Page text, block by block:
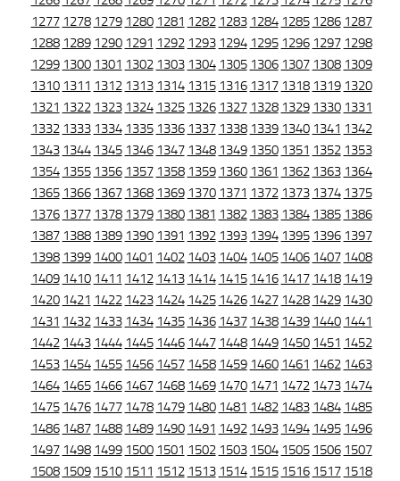
1277 1278 1279 1280 1281 1282 1283 1284 1285 1286 1287
1288 1289 1290 1291 1292 1293 1294 1295 1296 1297 1298
1299 1300 1301 1302 1303 1304 1305 1306 1307 1308 1309
1310 1311 1312 1313 1314 1315 1316 1317 1318 1319 1320
1321 1322 1323 1324 1325 1326 1327 1328 1329 1330 1331
1332 1333 1334 1335 1336 1337 1338 1339 1340 1341 1342
1343 1344 1345 1346 1347 1348 1349 1350 1351 1352 1353
1354 1355 1356 1357 1358 1359 1360 1361 1362 1363 1364
1365 1366 1367 1368 1369 1370 1371 1372 1373 1374 1375
1376 1377 1378 1379 1380 1381 1382 1383 1384 1385 1386
1387 1388 1389 1390 1391 1392 1393 1394 1395 1396 1397
1398 1399 1400 1401 1402 1403 1404 1405 1406 1407 1408
1409 1410 1411 1412 1413 1414 1415 1416 1417 1418 1419
1420 1421 1422 1423 1424 1425 1426 1427 1428 1429 1430
1431 1432 1433 1434 1435 1436 1437 1438 1439 1440 1441
1442 1443 1444 1445 1446 1447 1448 1449 1450 1451 1452
1453 1454 1455 1456 1457 1458 1459 1460 1461 1462 1463
1464 1465 1466 1467 1468 1469 1470 1471 1472 1473 1474
1475 1476 1477 1478 1479 1480 1481 1482 1483 1484 1485
1486 1487 1488 1489 1490 1491 1492 1493 1494 1495 1496
1497 1498 1499 1500 1501 1502 1503 1504 1505 1506 1507
1508 1509 1510 1511 1512 1513 1514 1515 1516 1517 1518